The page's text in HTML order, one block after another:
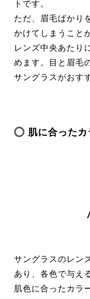
トです。
ただ、眉毛ばかり
かけてしまうこと
レンズ中央あたり
めます。目と眉毛
サングラスがおす
肌に合ったカ
サングラスのレン
あり、各色で与え
肌色に合ったカラ